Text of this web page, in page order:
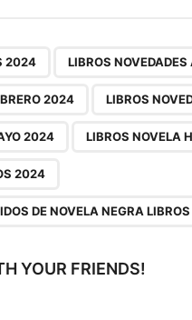
2024 LIBROS
2024 LIBROS
2024 LIBROS NOVELA
2024
DE NOVELA NEGRA
YOUR FRIENDS!